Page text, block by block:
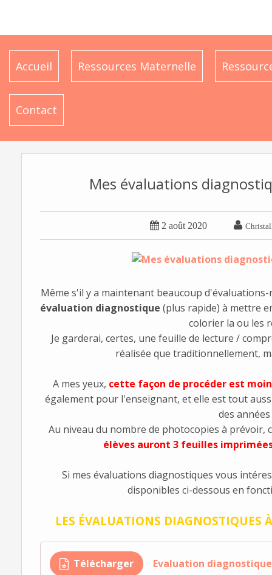
Accueil Ressources Maternelle
Contact
Mes évaluations
 2 août 2020 
Même s'il y a maintenant beaucoup
évaluation diagnostique (plus rapide) à mettre
colorier la ou les
Je garderai, certes, une feuille de lecture /
réalisée que traditionnellement,
A mes yeux, cette façon de procéder est
également pour l'enseignant, et elle est tout
des
Au niveau du nombre de photocopies à prévoir,
élèves auront 3 feuilles
Si mes évaluations diagnostiques vous
disponibles ci-dessous en
LES ÉVALUATIONS DIAGNOSTIQUES
Télécharger Evaluation diagnostique